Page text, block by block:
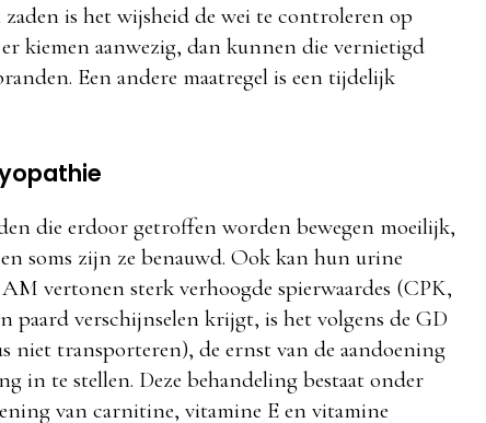
is het wijsheid de wei te controleren op
kiemen aanwezig, dan kunnen die vernietigd
Een andere maatregel is een tijdelijk
die erdoor getroffen worden bewegen moeilijk,
soms zijn ze benauwd. Ook kan hun urine
vertonen sterk verhoogde spierwaardes (CPK,
paard verschijnselen krijgt, is het volgens de GD
niet transporteren), de ernst van de aandoening
in te stellen. Deze behandeling bestaat onder
van carnitine, vitamine E en vitamine